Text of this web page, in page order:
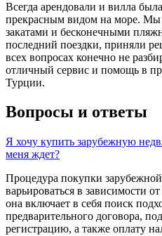
Всегда арендовали и вилла
прекрасным видом на море. Мы
закатами и бесконечными
последний поездки, приняли
всех вопросах конечно не
отличный сервис и помощь в
Турции.
Вопросы и ответы
Я хочу купить зарубежную
меня ждет?
Процедура покупки
варьироваться в зависимости
она включает в себя поиск
предварительного договора,
регистрацию, а также оплату